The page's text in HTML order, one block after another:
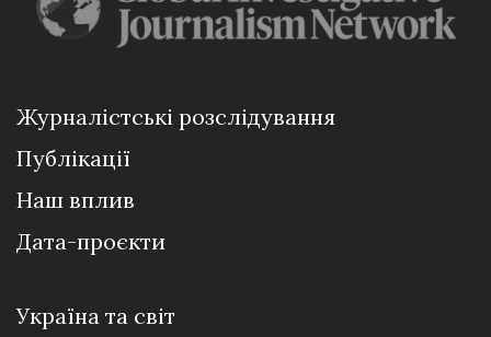
Журналістські розслідування
Публікації
Наш вплив
Дата-проєкти
Україна та світ